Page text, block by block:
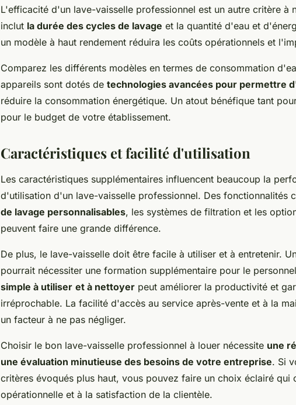
L'efficacité d'un lave-vaisselle professionnel est un autre critère à
inclut la durée des cycles de lavage et la quantité d'eau et
un modèle à haut rendement réduira les coûts opérationnels et
Comparez les différents modèles en termes de consommation
appareils sont dotés de technologies avancées pour permettre
réduire la consommation énergétique. Un atout bénéfique tant
pour le budget de votre établissement.
Caractéristiques et facilité d'utilisation
Les caractéristiques supplémentaires influencent beaucoup la
d'utilisation d'un lave-vaisselle professionnel. Des fonctionnalités
de lavage personnalisables, les systèmes de filtration et les
peuvent faire une grande différence.
De plus, le lave-vaisselle doit être facile à utiliser et à entretenir.
pourrait nécessiter une formation supplémentaire pour le
simple à utiliser et à nettoyer peut améliorer la productivité et
irréprochable. La facilité d'accès au service après-vente et à la
un facteur à ne pas négliger.
Choisir le bon lave-vaisselle professionnel à louer nécessite une
une évaluation minutieuse des besoins de votre entreprise. Si
critères évoqués plus haut, vous pouvez faire un choix éclairé qui
opérationnelle et à la satisfaction de la clientèle.